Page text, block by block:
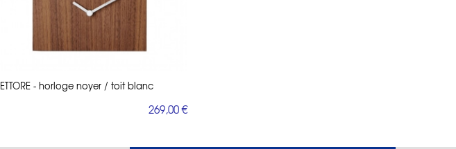
ETTORE - horloge noyer / toit blanc
269,00 €